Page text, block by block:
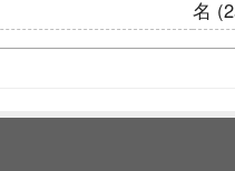
名